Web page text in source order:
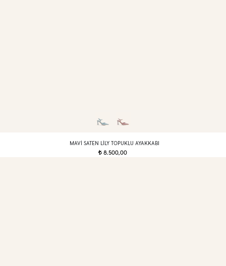
MAVI SATEN LILY TOPUKLU AYAKKABI
t8.500,00